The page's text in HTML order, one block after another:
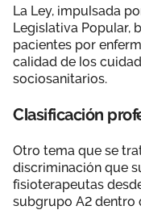
La Ley, impulsada
Legislativa Popular,
pacientes por
calidad de los
sociosanitarios.
Clasificación
Otro tema que se
discriminación que
fisioterapeutas
subgrupo A2 dentro